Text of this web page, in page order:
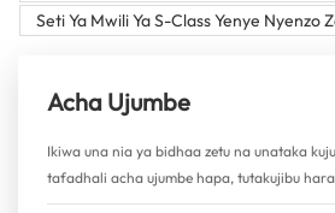
Seti Ya Mwili Ya S-Class Yenye Nyenzo
Acha Ujumbe
Ikiwa una nia ya bidhaa zetu na unataka
tafadhali acha ujumbe hapa, tutakujibu